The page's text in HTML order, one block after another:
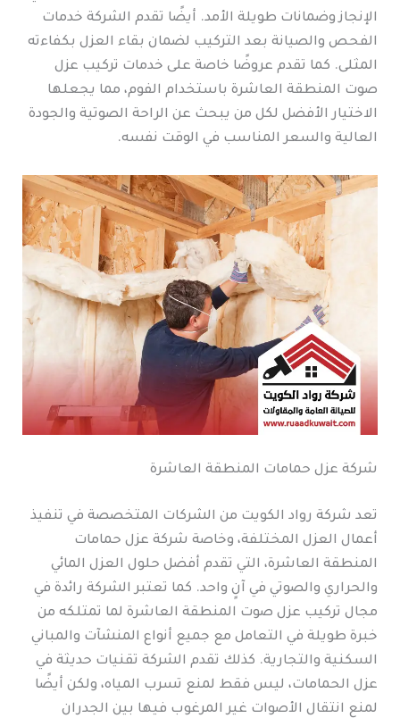
الإنجاز وضمانات طويلة الأمد. أيضًا تقدم الشركة خدمات
الفحص والصيانة بعد التركيب لضمان بقاء العزل بكفاءته
المثلى. كما تقدم عروضًا خاصة على خدمات تركيب عزل
صوت المنطقة العاشرة باستخدام الفوم، مما يجعلها
الاختيار الأفضل لكل من يبحث عن الراحة الصوتية والجودة
العالية والسعر المناسب في الوقت نفسه.
شركة عزل حمامات المنطقة العاشرة
تعد شركة رواد الكويت من الشركات المتخصصة في تنفيذ
أعمال العزل المختلفة، وخاصة شركة عزل حمامات
المنطقة العاشرة، التي تقدم أفضل حلول العزل المائي
والحراري والصوتي في آنٍ واحد. كما تعتبر الشركة رائدة في
مجال تركيب عزل صوت المنطقة العاشرة لما تمتلكه من
خبرة طويلة في التعامل مع جميع أنواع المنشآت والمباني
السكنية والتجارية. كذلك تقدم الشركة تقنيات حديثة في
عزل الحمامات، ليس فقط لمنع تسرب المياه، ولكن أيضًا
لمنع انتقال الأصوات غير المرغوب فيها بين الجدران